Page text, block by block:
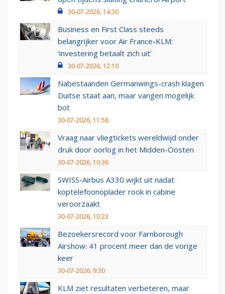
30-07-2026, 14:30
Business en First Class steeds
belangrijker voor Air France-KLM:
‘investering betaalt zich uit’
30-07-2026, 12:10
Nabestaanden Germanwings-crash klagen
Duitse staat aan, maar vangen mogelijk
bot
30-07-2026, 11:58
Vraag naar vliegtickets wereldwijd onder
druk door oorlog in het Midden-Oosten
30-07-2026, 10:36
SWISS-Airbus A330 wijkt uit nadat
koptelefoonoplader rook in cabine
veroorzaakt
30-07-2026, 10:23
Bezoekersrecord voor Farnborough
Airshow: 41 procent meer dan de vorige
keer
30-07-2026, 9:30
KLM ziet resultaten verbeteren, maar